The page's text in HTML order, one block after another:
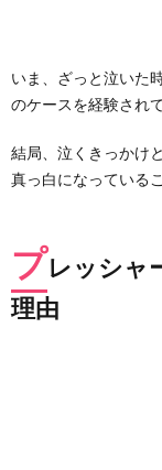
いま、ざっと泣いた
のケースを経験され
結局、泣くきっかけ
真っ白になっている
プレッシャ
理由